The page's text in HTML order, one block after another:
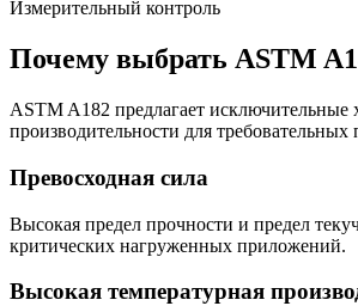
Измерительный контроль
Почему выбрать ASTM
ASTM A182 предлагает исключительные
производительности для
Превосходная сила
Высокая предел прочности и предел
критических нагруженных приложений.
Высокая температурная